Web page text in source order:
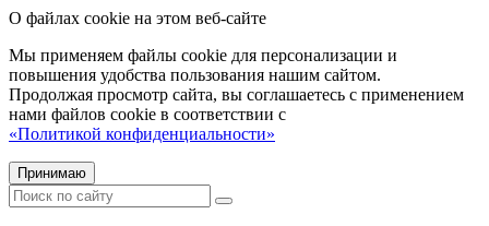
О файлах cookie на этом веб-сайте
Мы применяем файлы cookie для персонализации и
повышения удобства пользования нашим сайтом.
Продолжая просмотр сайта, вы соглашаетесь с применением
нами файлов cookie в соответствии с
«Политикой конфиденциальности»
Принимаю